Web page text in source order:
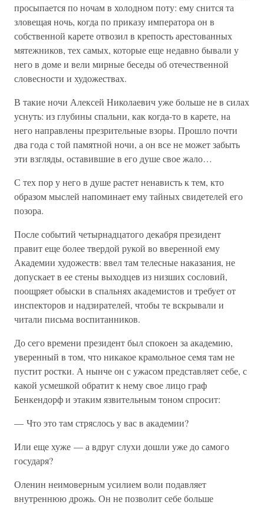
просыпается по ночам в холодном поту: ему снится та
зловещая ночь, когда по приказу императора он в
собственной карете отвозил в крепость арестованных
мятежников, тех самых, которые еще недавно бывали у
него в доме и вели мирные беседы об отечественной
словесности и художествах.
В такие ночи Алексей Николаевич уже больше не в силах
уснуть: из глубины спальни, как когда-то в карете, на
него направлены презрительные взоры. Прошло почти
два года с той памятной ночи, а он все не может забыть
эти взгляды, оставившие в его душе свое жало…
С тех пор у него в душе растет ненависть к тем, кто
образом мыслей напоминает ему тайных свидетелей его
позора.
После событий четырнадцатого декабря президент
правит еще более твердой рукой во вверенной ему
Академии художеств: ввел там телесные наказания, не
допускает в ее стены выходцев из низших сословий,
поощряет обыски в спальнях академистов и требует от
инспекторов и надзирателей, чтобы те вскрывали и
читали письма воспитанников.
До сего времени президент был спокоен за академию,
уверенный в том, что никакое крамольное семя там не
пустит ростки. А нынче он с ужасом представляет себе, с
какой усмешкой обратит к нему свое лицо граф
Бенкендорф и этаким язвительным тоном спросит:
— Что это там стряслось у вас в академии?
Или еще хуже — а вдруг слухи дошли уже до самого
государя?
Оленин неимоверным усилием воли подавляет
внутреннюю дрожь. Он не позволит себе больше